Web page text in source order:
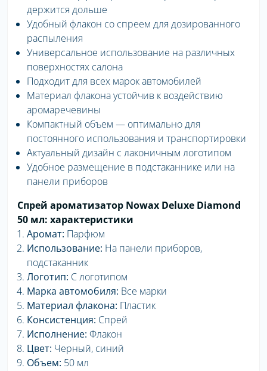
держится дольше
Удобный флакон со спреем для дозированного
распыления
Универсальное использование на различных
поверхностях салона
Подходит для всех марок автомобилей
Материал флакона устойчив к воздействию
аромаречевины
Компактный объем — оптимально для
постоянного использования и транспортировки
Актуальный дизайн с лаконичным логотипом
Удобное размещение в подстаканнике или на
панели приборов
Спрей ароматизатор Nowax Deluxe Diamond
50 мл: характеристики
Аромат: Парфюм
Использование: На панели приборов,
подстаканник
Логотип: С логотипом
Марка автомобиля: Все марки
Материал флакона: Пластик
Консистенция: Спрей
Исполнение: Флакон
Цвет: Черный, синий
Объем: 50 мл